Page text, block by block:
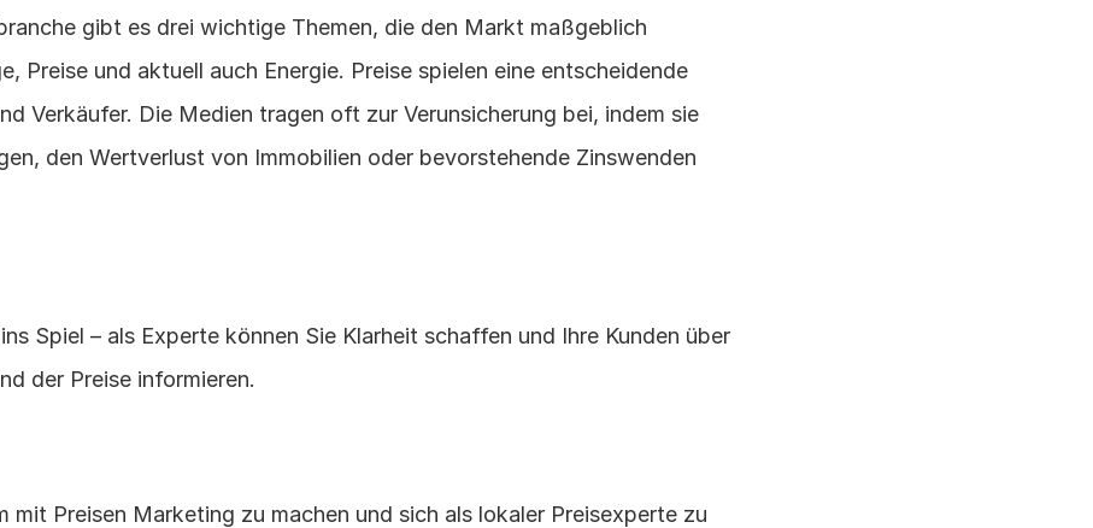
gibt es drei wichtige Themen, die den Markt maßgeblich
Preise und aktuell auch Energie. Preise spielen eine entscheidende
Verkäufer. Die Medien tragen oft zur Verunsicherung bei, indem sie
den Wertverlust von Immobilien oder bevorstehende Zinswenden
Spiel – als Experte können Sie Klarheit schaffen und Ihre Kunden über
der Preise informieren.
mit Preisen Marketing zu machen und sich als lokaler Preisexperte zu